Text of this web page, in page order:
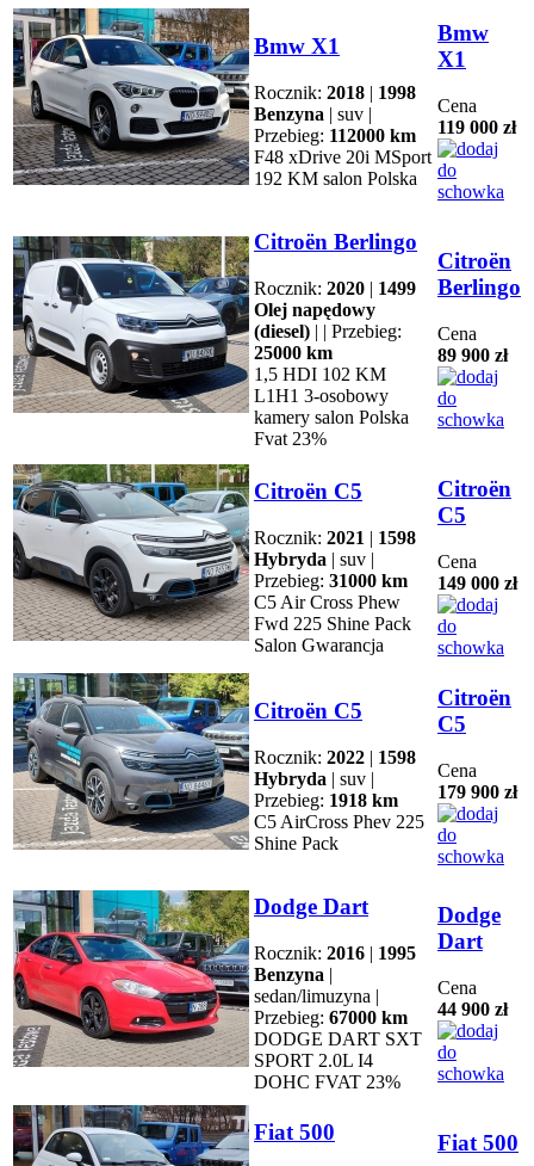
Bmw X1
Rocznik: 2018 | 1998
Benzyna | suv |
Przebieg: 112000 km
F48 xDrive 20i MSport
192 KM salon Polska
Bmw
X1
Cena
119 000 zł
Citroën Berlingo
Rocznik: 2020 | 1499
Olej napędowy
(diesel) | | Przebieg:
25000 km
1,5 HDI 102 KM
L1H1 3-osobowy
kamery salon Polska
Fvat 23%
Citroën
Berlingo
Cena
89 900 zł
Citroën C5
Rocznik: 2021 | 1598
Hybryda | suv |
Przebieg: 31000 km
C5 Air Cross Phew
Fwd 225 Shine Pack
Salon Gwarancja
Citroën
C5
Cena
149 000 zł
Citroën C5
Rocznik: 2022 | 1598
Hybryda | suv |
Przebieg: 1918 km
C5 AirCross Phev 225
Shine Pack
Citroën
C5
Cena
179 900 zł
Dodge Dart
Rocznik: 2016 | 1995
Benzyna |
sedan/limuzyna |
Przebieg: 67000 km
DODGE DART SXT
SPORT 2.0L I4
DOHC FVAT 23%
Dodge
Dart
Cena
44 900 zł
Fiat 500 Fiat 500